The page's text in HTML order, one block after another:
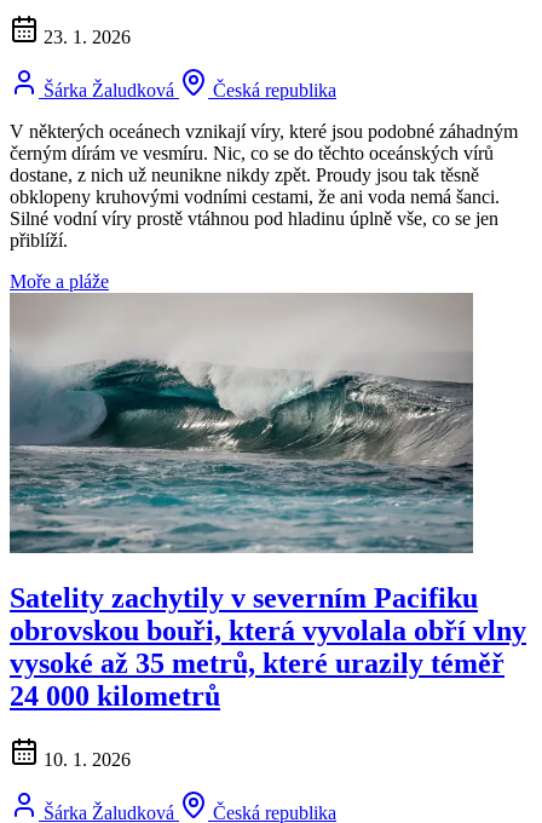
23. 1. 2026
Šárka Žaludková
Česká republika
V některých oceánech vznikají víry, které jsou podobné záhadným
černým dírám ve vesmíru. Nic, co se do těchto oceánských vírů
dostane, z nich už neunikne nikdy zpět. Proudy jsou tak těsně
obklopeny kruhovými vodními cestami, že ani voda nemá šanci.
Silné vodní víry prostě vtáhnou pod hladinu úplně vše, co se jen
přiblíží.
Moře a pláže
Satelity zachytily v severním Pacifiku
obrovskou bouři, která vyvolala obří vlny
vysoké až 35 metrů, které urazily téměř
24 000 kilometrů
10. 1. 2026
Šárka Žaludková Česká republika